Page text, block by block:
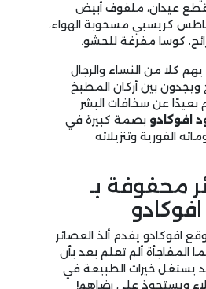
عيدان، ملفوف أبيض
كريسبي مسحوبة الهواء،
كوسا مفرغة للحشو.
كلا من النساء والرجال
ويجدون بين أركان المطبخ
عن سخافات البشر
افوكادو بصمة كبيرة في
الفورية وتنزيلاته
محفوفة بـ
افوكادو يقدم ألذ العصائر
المفاجأة ألم تعلم بعد بأن
يستغل خيرات الطبيعة في
ويستحوذ على رضاهم!